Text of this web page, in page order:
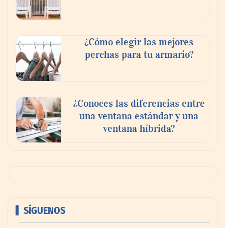
¿Cómo elegir las mejores
perchas para tu armario?
¿Conoces las diferencias entre
una ventana estándar y una
ventana híbrida?
SÍGUENOS